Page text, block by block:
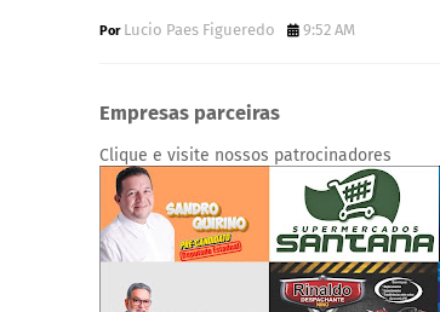
Lucio Paes Figueredo 9:52 AM
Empresas parceiras
Clique e visite nossos patrocinadores